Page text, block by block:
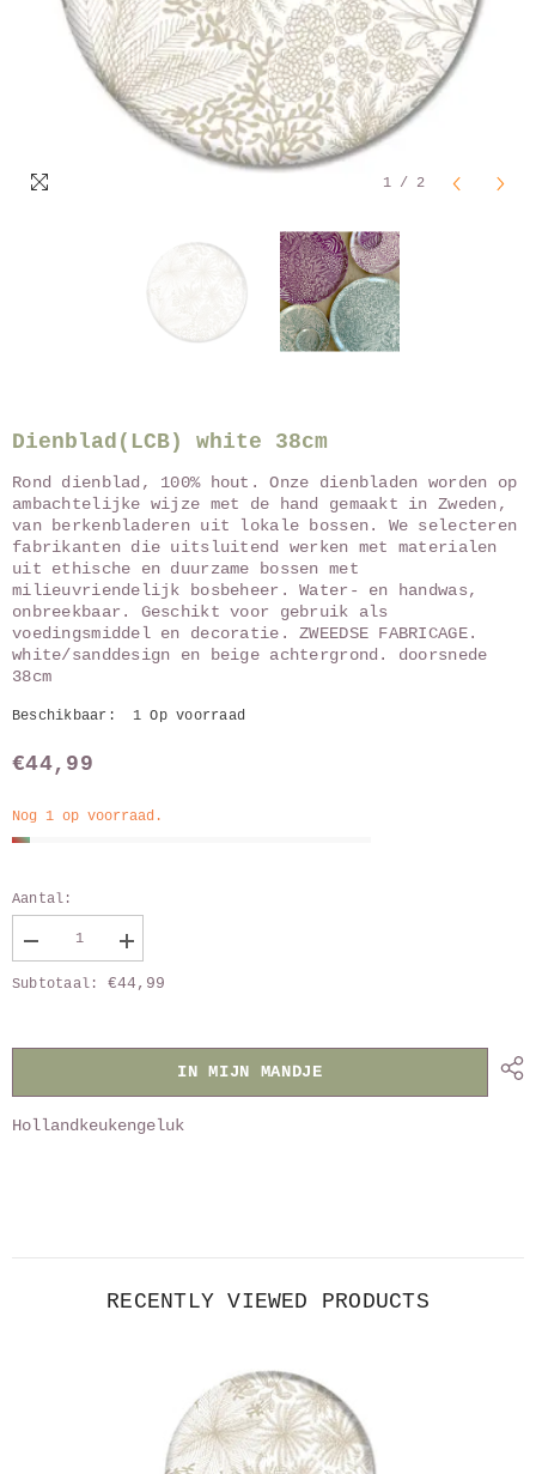
1 / 2
Dienblad(LCB) white 38cm
Rond dienblad, 100% hout. Onze dienbladen worden op
ambachtelijke wijze met de hand gemaakt in Zweden,
van berkenbladeren uit lokale bossen. We selecteren
fabrikanten die uitsluitend werken met materialen
uit ethische en duurzame bossen met
milieuvriendelijk bosbeheer. Water- en handwas,
onbreekbaar. Geschikt voor gebruik als
voedingsmiddel en decoratie. ZWEEDSE FABRICAGE.
white/sanddesign en beige achtergrond. doorsnede
38cm
Beschikbaar: 1 Op voorraad
€44,99
Nog 1 op voorraad.
Aantal:
aantal
van
Vergroot
aantal
van
Subtotaal: €44,99
IN MIJN MANDJE
Hollandkeukengeluk
RECENTLY VIEWED PRODUCTS